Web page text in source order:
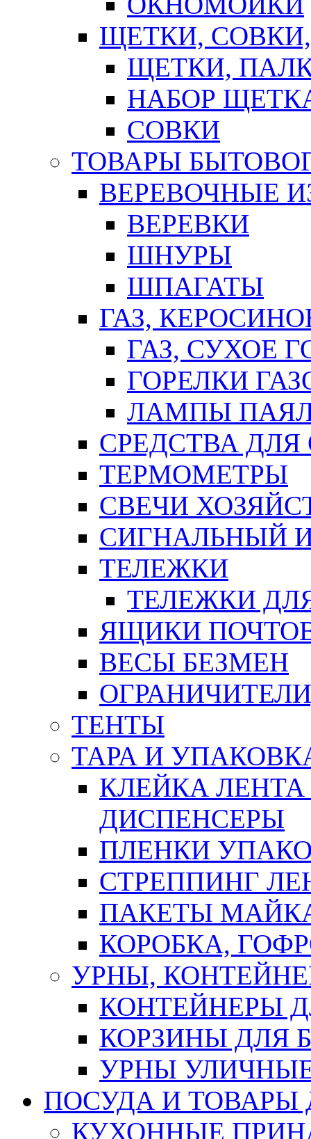
ЩЕТКИ,
ЩЕТКИ,
НАБОР
СОВКИ
ТОВАРЫ
ВЕРЕВОЧНЫЕ
ВЕРЕВКИ
ШНУРЫ
ШПАГАТЫ
ГАЗ,
ГАЗ, СУХОЕ
ГОРЕЛКИ
ЛАМПЫ
СРЕДСТВА
ТЕРМОМЕТРЫ
СВЕЧИ
СИГНАЛЬНЫЙ
ТЕЛЕЖКИ
ТЕЛЕЖКИ
ЯЩИКИ
ВЕСЫ БЕЗМЕН
ТЕНТЫ
ТАРА И
КЛЕЙКА
ДИСПЕНСЕРЫ
ПЛЕНКИ
СТРЕППИНГ
ПАКЕТЫ
КОРОБКА,
УРНЫ,
КОНТЕЙНЕРЫ
КОРЗИНЫ ДЛЯ
УРНЫ
ПОСУДА И ТОВАРЫ
КУХОННЫЕ